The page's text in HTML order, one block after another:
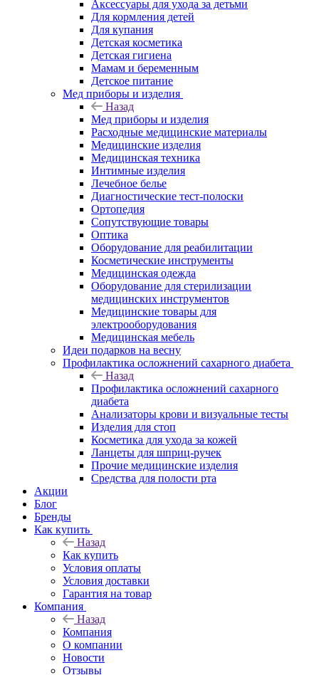
Аксессуары для ухода за детьми
Для кормления детей
Для купания
Детская косметика
Детская гигиена
Мамам и беременным
Детское питание
Мед приборы и изделия
Назад
Мед приборы и изделия
Расходные медицинские материалы
Медицинские изделия
Медицинская техника
Интимные изделия
Лечебное белье
Диагностические тест-полоски
Ортопедия
Сопутствующие товары
Оптика
Оборудование для реабилитации
Косметические инструменты
Медицинская одежда
Оборудование для стерилизации
медицинских инструментов
Медицинские товары для
электрооборудования
Медицинская мебель
Идеи подарков на весну
Профилактика осложнений сахарного диабета
Назад
Профилактика осложнений сахарного
диабета
Анализаторы крови и визуальные тесты
Изделия для стоп
Косметика для ухода за кожей
Ланцеты для шприц-ручек
Прочие медицинские изделия
Средства для полости рта
Акции
Блог
Бренды
Как купить
Назад
Как купить
Условия оплаты
Условия доставки
Гарантия на товар
Компания
Назад
Компания
О компании
Новости
Отзывы